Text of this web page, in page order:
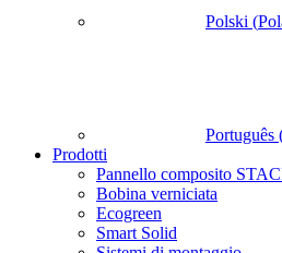
Polski (
Português
Prodotti
Pannello composito
Bobina verniciata
Ecogreen
Smart Solid